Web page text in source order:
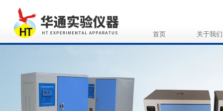
首页 关于我们